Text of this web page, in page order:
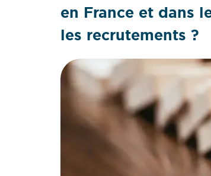
en France et dans
les recrutements ?